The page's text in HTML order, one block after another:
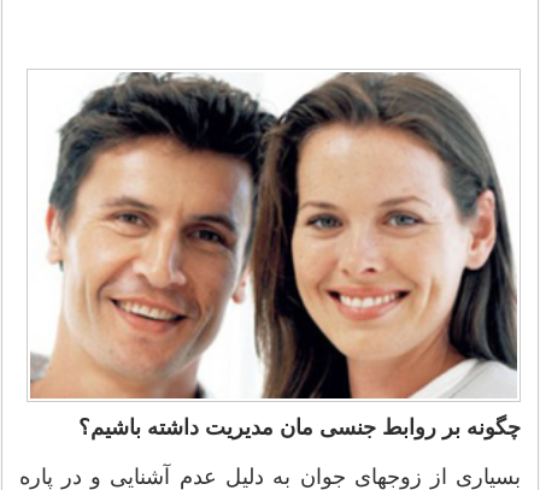
چگونه بر روابط جنسی مان مدیریت داشته باشیم؟
بسیاری از زوجهای جوان به دلیل عدم آشنایی و در پاره